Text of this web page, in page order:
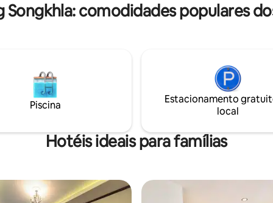
speed Wi-Fi • Perfect for short
stays We look forward to
Free high-speed Wi-Fi •
and extended stays We look
Songkhla: comodidades populares
Piscina
Estacionamento
local
Hotéis ideais para famílias